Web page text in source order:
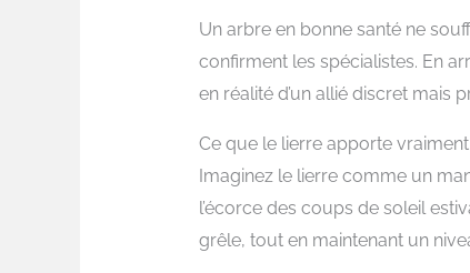
Un arbre en bonne santé ne
confirment les spécialistes. En
en réalité d’un allié discret mais
Ce que le lierre apporte
Imaginez le lierre comme un
l’écorce des coups de soleil
grêle, tout en maintenant un